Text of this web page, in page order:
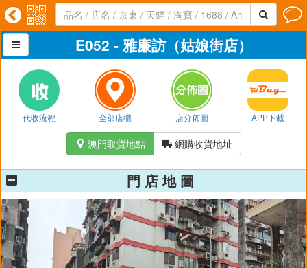
   
 E052 - 雅廉訪（姑娘街店）
代收流程 全部店櫃 店分佈圖 APP下載
 澳門取貨地點 網購收貨地址
門 店 地 圖